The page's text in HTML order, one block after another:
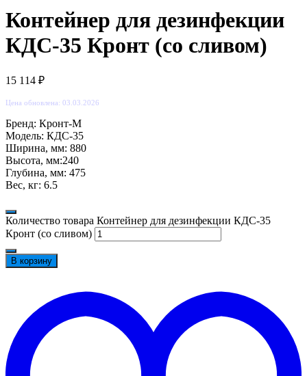
Контейнер для дезинфекции
КДС-35 Кронт (со сливом)
15 114 ₽
Цена обновлена: 03.03.2026
Бренд: Кронт-М
Модель: КДС-35
Ширина, мм: 880
Высота, мм:240
Глубина, мм: 475
Вес, кг: 6.5
Количество товара Контейнер для дезинфекции КДС-35
Кронт (со сливом)
В корзину